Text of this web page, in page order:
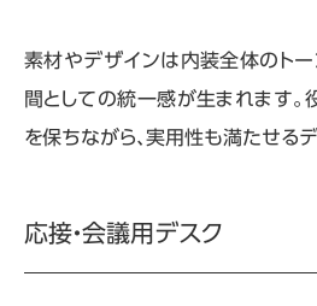
素材やデザインは内装全体のトー
間としての統一感が生まれます。
を保ちながら、実用性も満たせる
応接・会議用デスク